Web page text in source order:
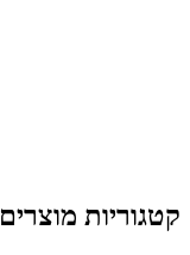
קטגוריות מוצרים